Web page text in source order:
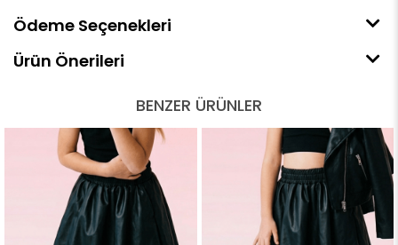
Ödeme Seçenekleri
Ürün Önerileri
BENZER ÜRÜNLER